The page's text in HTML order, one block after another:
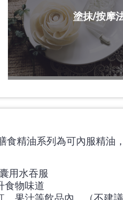
塗抹/按摩
精油系列為可內服精油
用水吞服
食物味道